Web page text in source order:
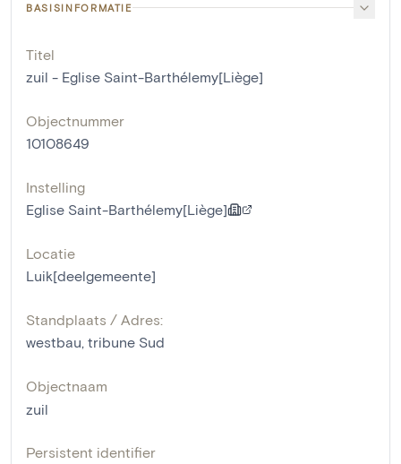
BASISINFORMATIE
Titel
zuil - Eglise Saint-Barthélemy[Liège]
Objectnummer
10108649
Instelling
Eglise Saint-Barthélemy[Liège]
Locatie
Luik[deelgemeente]
Standplaats / Adres:
westbau, tribune Sud
Objectnaam
zuil
Persistent identifier